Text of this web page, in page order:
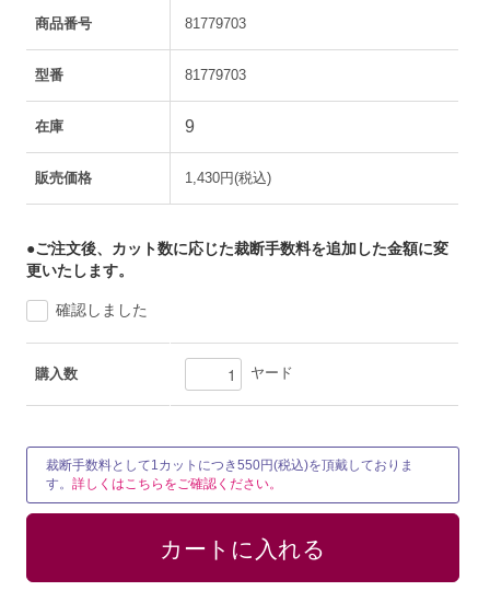
商品番号 81779703
型番 81779703
在庫 9
販売価格 1,430円(税込)
●ご注文後、カット数に応じた裁断手数料を追加した金額に変
更いたします。
確認しました
購入数 ヤード
裁断手数料として1カットにつき550円(税込)を頂戴しておりま
す。詳しくはこちらをご確認ください。